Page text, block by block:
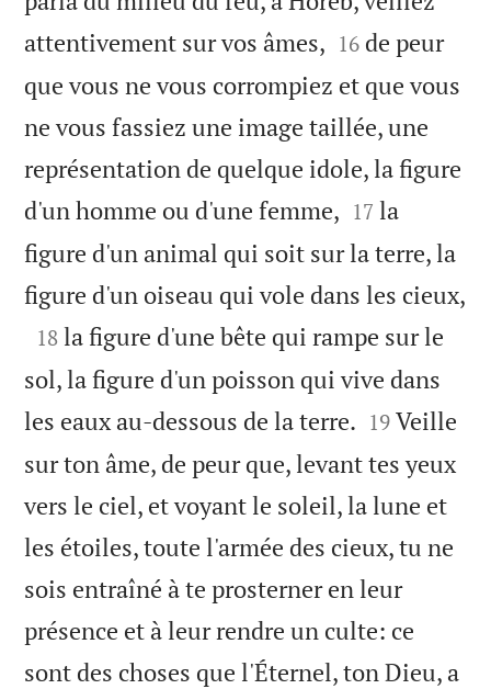
attentivement sur vos âmes, 

16 de peur
que vous ne vous corrompiez et que vous
ne vous fassiez une image taillée, une
représentation de quelque idole, la figure
d'un homme ou d'une femme, 

17 la
figure d'un animal qui soit sur la terre, la
figure d'un oiseau qui vole dans les cieux,

18 la figure d'une bête qui rampe sur le
sol, la figure d'un poisson qui vive dans
les eaux au-dessous de la terre. 

19 Veille
sur ton âme, de peur que, levant tes yeux
vers le ciel, et voyant le soleil, la lune et
les étoiles, toute l'armée des cieux, tu ne
sois entraîné à te prosterner en leur
présence et à leur rendre un culte: ce
sont des choses que l'Éternel, ton Dieu, a